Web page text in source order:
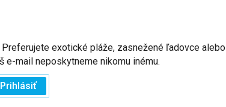
exotické pláže, zasnežené ľadovce alebo
e-mail neposkytneme nikomu inému.
Prihlásiť